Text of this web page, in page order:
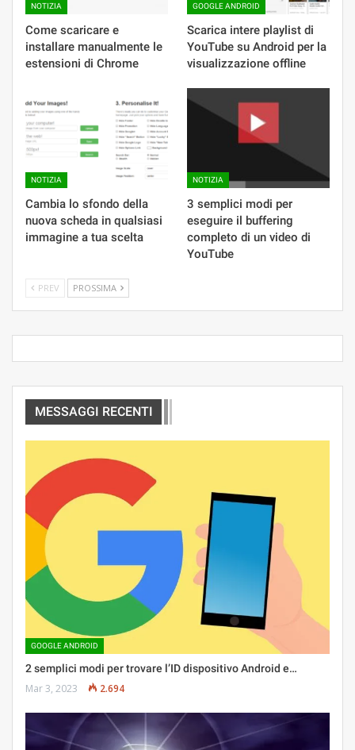
NOTIZIA
Come scaricare e
installare manualmente le
estensioni di Chrome
GOOGLE ANDROID
Scarica intere playlist di
YouTube su Android per la
visualizzazione offline
NOTIZIA
Cambia lo sfondo della
nuova scheda in qualsiasi
immagine a tua scelta
NOTIZIA
3 semplici modi per
eseguire il buffering
completo di un video di
YouTube
PREV PROSSIMA
MESSAGGI RECENTI
GOOGLE ANDROID
2 semplici modi per trovare l’ID dispositivo Android e…
Mar 3, 2023 2.694